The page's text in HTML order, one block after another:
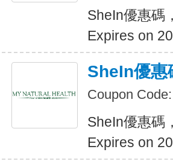
SheIn優惠碼
Expires on
SheIn優惠
Coupon Code:
SheIn優惠碼
Expires on